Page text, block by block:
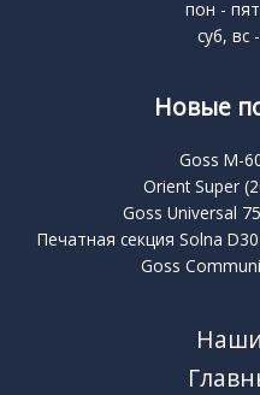
пон -
суб,
Новые
Goss M-
Orient Super
Goss Universal
Печатная секция Solna
Goss
Наши